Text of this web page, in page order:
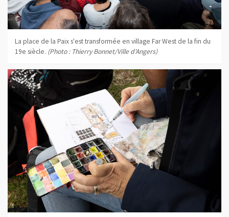
La place de la Paix s'est transformée en village Far West de la fin du
19e siècle. (Photo : Thierry Bonnet/Ville d'Angers)